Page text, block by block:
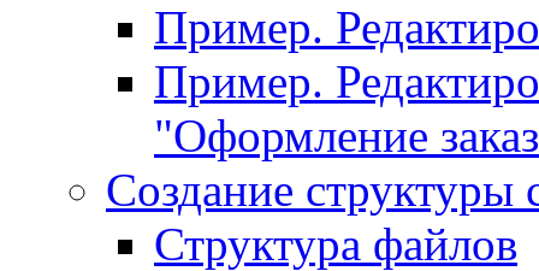
Пример.
Пример.
"Оформление
Создание структуры
Структура файлов